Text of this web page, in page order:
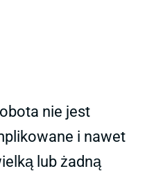
nie jest
i nawet
lub żadną